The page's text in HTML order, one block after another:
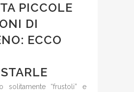
PICCOLE
DI
ECCO
solitamente “frustoli” e